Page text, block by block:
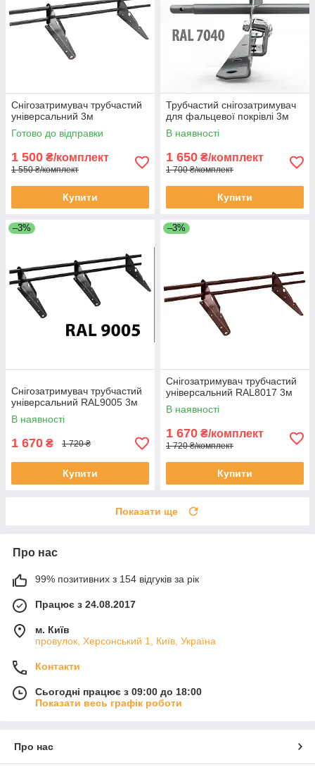
Снігозатримувач трубчастий
універсальний 3м
Готово до відправки
1 500 ₴/комплект
1 550 ₴/комплект
Купити
Трубчастий снігозатримувач
для фальцевої покрівлі 3м
В наявності
1 650 ₴/комплект
1 700 ₴/комплект
Купити
–3%
Снігозатримувач трубчастий
універсальний RAL9005 3м
В наявності
1 670 ₴ 1 720 ₴
Купити
–3%
Снігозатримувач трубчастий
універсальний RAL8017 3м
В наявності
1 670 ₴/комплект
1 720 ₴/комплект
Купити
Показати ще
Про нас
99% позитивних з 154 відгуків за рік
Працює з 24.08.2017
м. Київ
провулок, Херсонський 1, Київ, Україна
Контакти
Сьогодні працює з 09:00 до 18:00
Показати весь графік роботи
Про нас